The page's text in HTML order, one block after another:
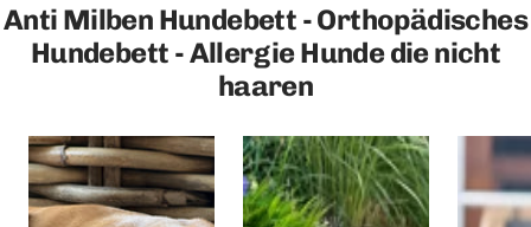
Anti Milben Hundebett - Orthopädisches
Hundebett - Allergie Hunde die nicht
haaren